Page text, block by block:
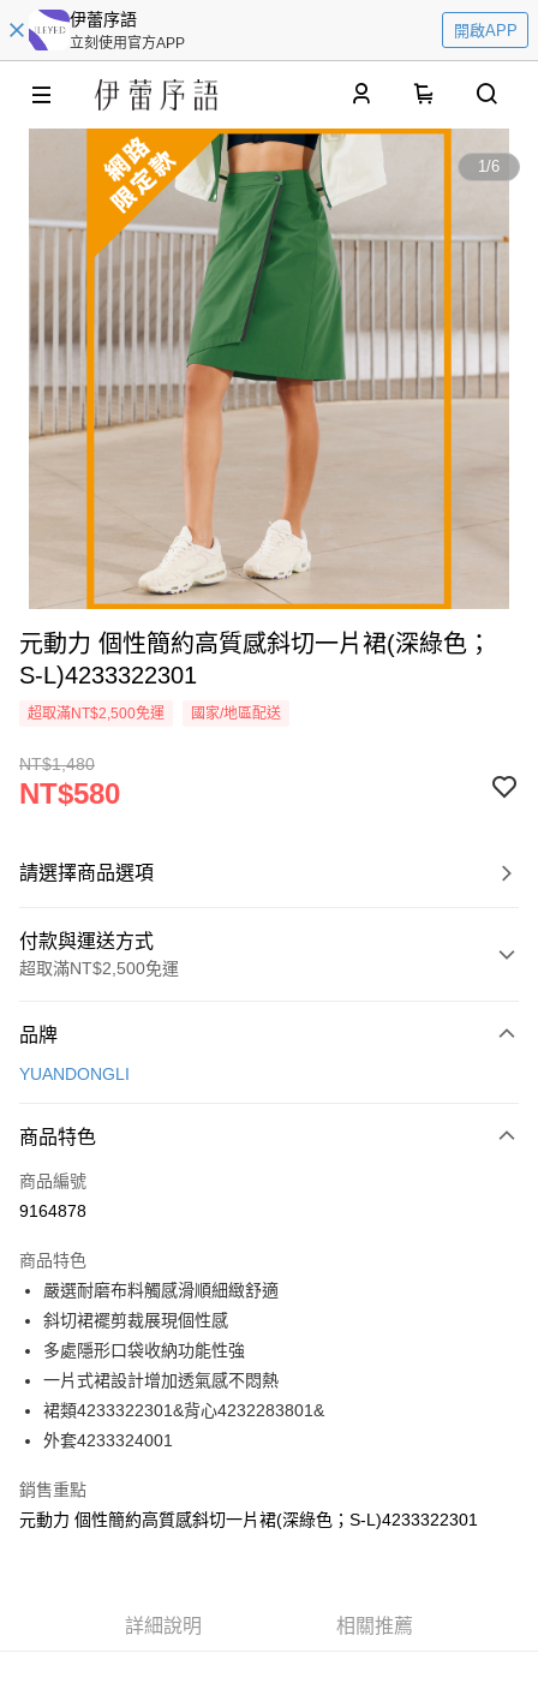
伊蕾序語
立刻使用官方APP
開啟APP
1/6
元動力 個性簡約高質感斜切一片裙(深綠色；
S-L)4233322301
超取滿NT$2,500免運 國家/地區配送
NT$1,480
NT$580
請選擇商品選項
付款與運送方式
超取滿NT$2,500免運
信用卡一次付款
3 期 0 利率 每期
合作金庫商業銀行
上海商業儲蓄銀行
臺灣中小企業銀行
匯豐（台灣）商業銀行
聯邦商業銀行
元大商業銀行
玉山商業銀行
台灣樂天信用卡公司
超商取貨付款
LINE Pay
Apple Pay
街口支付
悠遊付
全盈+PAY
大哥付你分期
【大哥付你分期使用說明】
1.本服務由台灣大哥大提供，台灣大哥大用戶可立即使用無須另外申請。
4.訂單成立30分鐘內，如未前往確認交易或遇審核未通過，訂單將自動取
AFTEE先享後付
１．簡單：不需註冊會員、不需綁卡、不需儲值。
品牌
YUANDONGLI
商品特色
商品編號
9164878
商品特色
嚴選耐磨布料觸感滑順細緻舒適
斜切裙襬剪裁展現個性感
多處隱形口袋收納功能性強
一片式裙設計增加透氣感不悶熱
裙類4233322301&背心4232283801&
外套4233324001
銷售重點
元動力 個性簡約高質感斜切一片裙(深綠色；S-L)4233322301
詳細說明 相關推薦